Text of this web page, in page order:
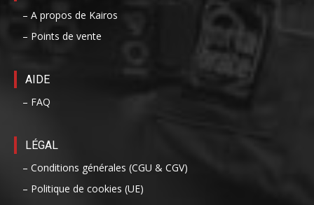
– A propos de Kairos
– Points de vente
AIDE
– FAQ
LÉGAL
– Conditions générales (CGU & CGV)
– Politique de cookies (UE)